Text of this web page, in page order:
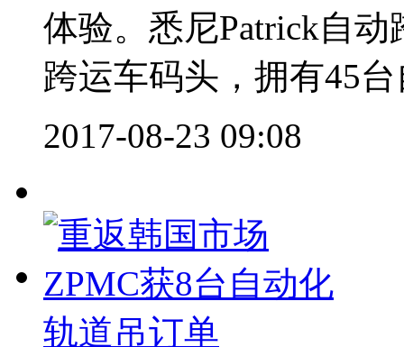
体验。悉尼Patrick自
跨运车码头，拥有45
2017-08-23 09:08